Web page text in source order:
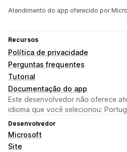
Atendimento do app oferecido por
Recursos
Política de privacidade
Perguntas frequentes
Tutorial
Documentação do app
Este desenvolvedor não oferece
idioma que você selecionou:
Desenvolvedor
Microsoft
Site